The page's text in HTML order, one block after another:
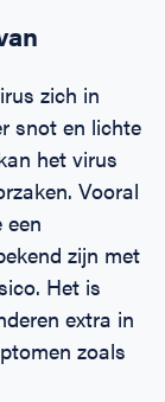
zich in
snot en lichte
het virus
Vooral
een
zijn met
Het is
extra in
zoals